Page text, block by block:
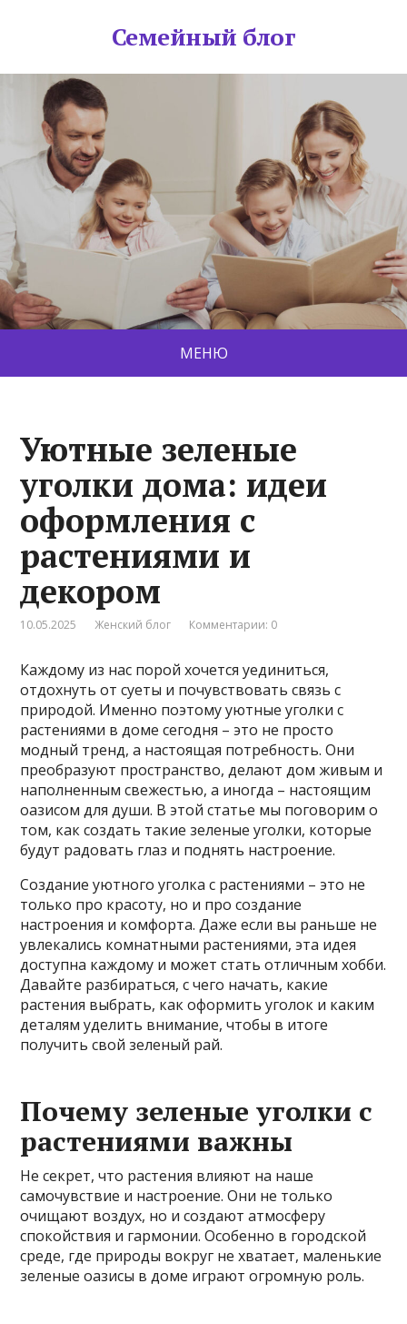
Семейный блог
МЕНЮ
Уютные зеленые
уголки дома: идеи
оформления с
растениями и
декором
10.05.2025 Женский блог Комментарии: 0
Каждому из нас порой хочется уединиться,
отдохнуть от суеты и почувствовать связь с
природой. Именно поэтому уютные уголки с
растениями в доме сегодня – это не просто
модный тренд, а настоящая потребность. Они
преобразуют пространство, делают дом живым и
наполненным свежестью, а иногда – настоящим
оазисом для души. В этой статье мы поговорим о
том, как создать такие зеленые уголки, которые
будут радовать глаз и поднять настроение.
Создание уютного уголка с растениями – это не
только про красоту, но и про создание
настроения и комфорта. Даже если вы раньше не
увлекались комнатными растениями, эта идея
доступна каждому и может стать отличным хобби.
Давайте разбираться, с чего начать, какие
растения выбрать, как оформить уголок и каким
деталям уделить внимание, чтобы в итоге
получить свой зеленый рай.
Почему зеленые уголки с
растениями важны
Не секрет, что растения влияют на наше
самочувствие и настроение. Они не только
очищают воздух, но и создают атмосферу
спокойствия и гармонии. Особенно в городской
среде, где природы вокруг не хватает, маленькие
зеленые оазисы в доме играют огромную роль.